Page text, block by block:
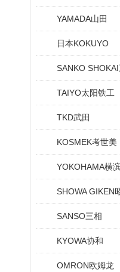
YAMADA山田
日本KOKUYO
SANKO
TAIYO太阳铁工
TKD武田
KOSMEK考世美
YOKOHAMA横
SHOWA GIKEN
SANSO三相
KYOWA协和
OMRON欧姆龙